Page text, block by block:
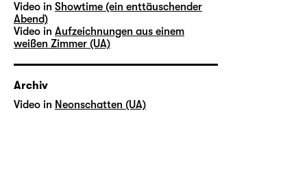
Video in Showtime (ein enttäuschender
Abend)
Video in Aufzeichnungen aus einem
weißen Zimmer (UA)
Archiv
Video in Neonschatten (UA)